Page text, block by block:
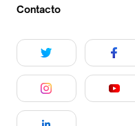
Contacto